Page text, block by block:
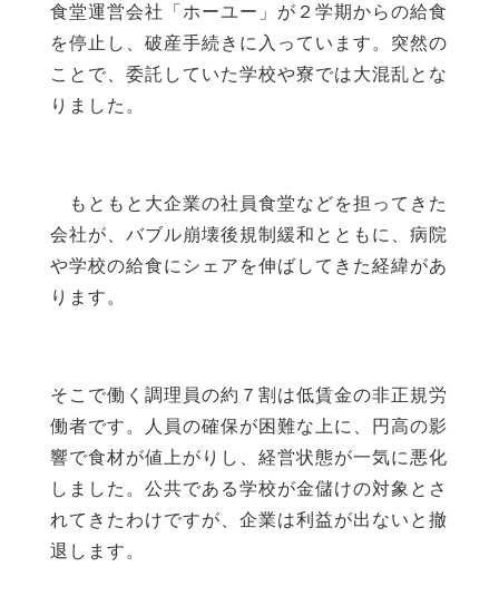
食堂運営会社「ホーユー」が２学期からの給食
を停止し、破産手続きに入っています。突然の
ことで、委託していた学校や寮では大混乱とな
りました。
もともと大企業の社員食堂などを担ってきた
会社が、バブル崩壊後規制緩和とともに、病院
や学校の給食にシェアを伸ばしてきた経緯があ
ります。
そこで働く調理員の約７割は低賃金の非正規労
働者です。人員の確保が困難な上に、円高の影
響で食材が値上がりし、経営状態が一気に悪化
しました。公共である学校が金儲けの対象とさ
れてきたわけですが、企業は利益が出ないと撤
退します。